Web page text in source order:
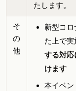
たします。
そ
の
他
新型コ
た上で
する対
けます
本イベ